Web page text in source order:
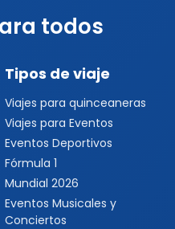
todos
Tipos de viaje
Viajes para quinceaneras
Viajes para Eventos
Eventos Deportivos
Fórmula 1
Mundial 2026
Eventos Musicales y
Conciertos